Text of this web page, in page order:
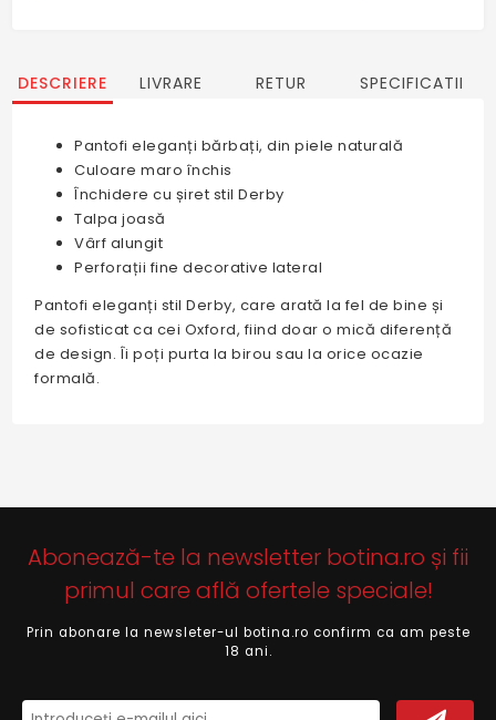
DESCRIERE LIVRARE RETUR SPECIFICATII
Pantofi eleganți bărbați, din piele naturală
Culoare maro închis
Închidere cu șiret stil Derby
Talpa joasă
Vârf alungit
Perforații fine decorative lateral
Pantofi eleganți stil Derby, care arată la fel de bine și
de sofisticat ca cei Oxford, fiind doar o mică diferență
de design. Îi poți purta la birou sau la orice ocazie
formală.
Abonează-te la newsletter botina.ro și fii
primul care află ofertele speciale!
Prin abonare la newsleter-ul botina.ro confirm ca am peste
18 ani.